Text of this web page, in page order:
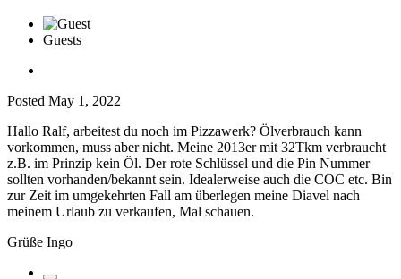
Guests
Posted May 1, 2022
Hallo Ralf, arbeitest du noch im Pizzawerk? Ölverbrauch kann
vorkommen, muss aber nicht. Meine 2013er mit 32Tkm verbraucht
z.B. im Prinzip kein Öl. Der rote Schlüssel und die Pin Nummer
sollten vorhanden/bekannt sein. Idealerweise auch die COC etc. Bin
zur Zeit im umgekehrten Fall am überlegen meine Diavel nach
meinem Urlaub zu verkaufen, Mal schauen.
Grüße Ingo